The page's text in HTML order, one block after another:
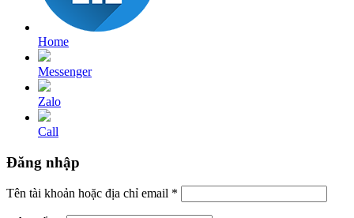
Home
Messenger
Zalo
Call
Đăng nhập
Tên tài khoản hoặc địa chỉ email *